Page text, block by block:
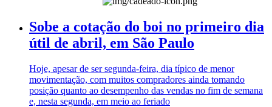
Sobe a cotação do boi no primeiro dia
útil de abril, em São Paulo
Hoje, apesar de ser segunda-feira, dia típico de menor
movimentação, com muitos compradores ainda tomando
posição quanto ao desempenho das vendas no fim de semana
e, nesta segunda, em meio ao feriado